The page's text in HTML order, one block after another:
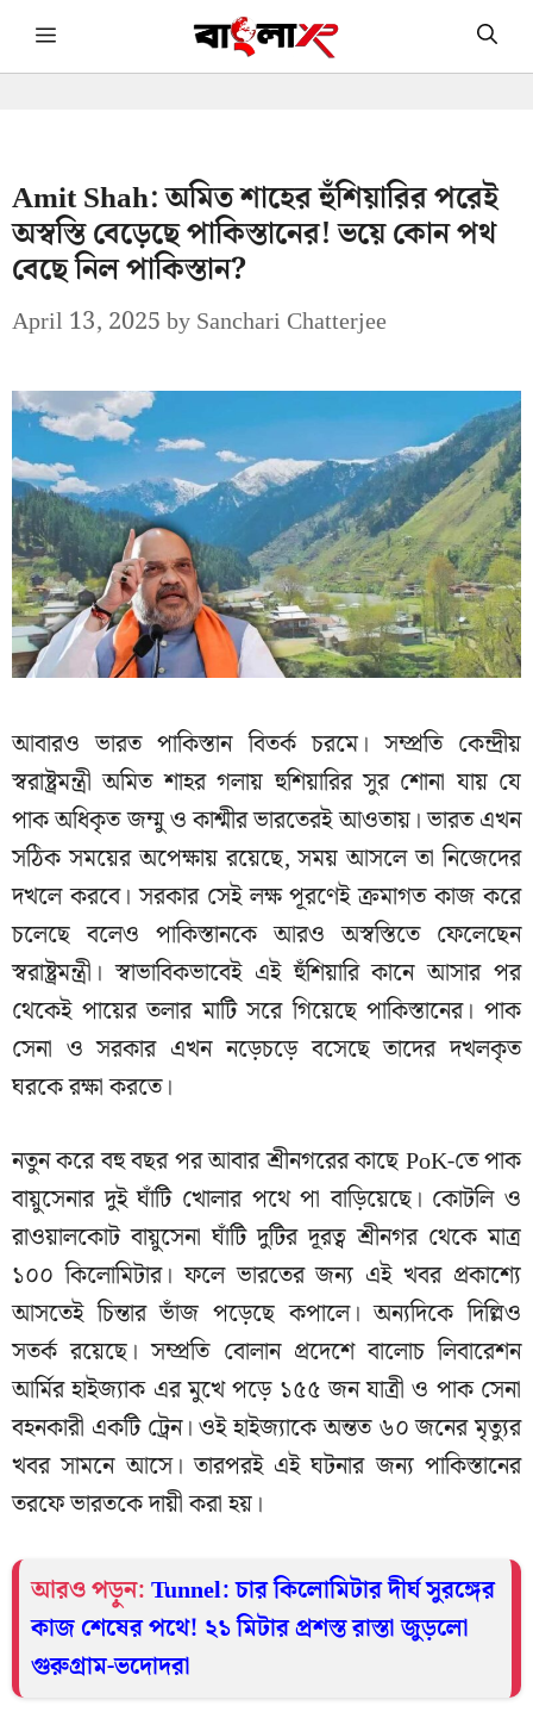
Skip Menu
Amit Shah: অমিত শাহের হুঁশিয়ারির পরেই
অস্বস্তি বেড়েছে পাকিস্তানের! ভয়ে কোন পথ
বেছে নিল পাকিস্তান?
April 13, 2025bySanchari Chatterjee
আবারও ভারত পাকিস্তান বিতর্ক চরমে। সম্প্রতি কেন্দ্রীয়
স্বরাষ্ট্রমন্ত্রী অমিত শাহর গলায় হুশিয়ারির সুর শোনা যায় যে
পাক অধিকৃত জম্মু ও কাশ্মীর ভারতেরই আওতায়। ভারত এখন
সঠিক সময়ের অপেক্ষায় রয়েছে, সময় আসলে তা নিজেদের
দখলে করবে। সরকার সেই লক্ষ পূরণেই ক্রমাগত কাজ করে
চলেছে বলেও পাকিস্তানকে আরও অস্বস্তিতে ফেলেছেন
স্বরাষ্ট্রমন্ত্রী। স্বাভাবিকভাবেই এই হুঁশিয়ারি কানে আসার পর
থেকেই পায়ের তলার মাটি সরে গিয়েছে পাকিস্তানের। পাক
সেনা ও সরকার এখন নড়েচড়ে বসেছে তাদের দখলকৃত
ঘরকে রক্ষা করতে।
নতুন করে বহু বছর পর আবার শ্রীনগরের কাছে PoK-তে পাক
বায়ুসেনার দুই ঘাঁটি খোলার পথে পা বাড়িয়েছে। কোটলি ও
রাওয়ালকোট বায়ুসেনা ঘাঁটি দুটির দূরত্ব শ্রীনগর থেকে মাত্র
১০০ কিলোমিটার। ফলে ভারতের জন্য এই খবর প্রকাশ্যে
আসতেই চিন্তার ভাঁজ পড়েছে কপালে। অন্যদিকে দিল্লিও
সতর্ক রয়েছে। সম্প্রতি বোলান প্রদেশে বালোচ লিবারেশন
আর্মির হাইজ্যাক এর মুখে পড়ে ১৫৫ জন যাত্রী ও পাক সেনা
বহনকারী একটি ট্রেন। ওই হাইজ্যাকে অন্তত ৬০ জনের মৃত্যুর
খবর সামনে আসে। তারপরই এই ঘটনার জন্য পাকিস্তানের
তরফে ভারতকে দায়ী করা হয়।
আরও পড়ুন:Tunnel: চার কিলোমিটার দীর্ঘ সুরঙ্গের
কাজ শেষের পথে! ২১ মিটার প্রশস্ত রাস্তা জুড়লো
গুরুগ্রাম-ভদোদরা